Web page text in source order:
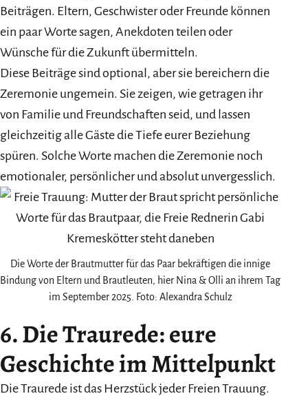
Beiträgen. Eltern, Geschwister oder Freunde können
ein paar Worte sagen, Anekdoten teilen oder
Wünsche für die Zukunft übermitteln.
Diese Beiträge sind optional, aber sie bereichern die
Zeremonie ungemein. Sie zeigen, wie getragen ihr
von Familie und Freundschaften seid, und lassen
gleichzeitig alle Gäste die Tiefe eurer Beziehung
spüren. Solche Worte machen die Zeremonie noch
emotionaler, persönlicher und absolut unvergesslich.
Die Worte der Brautmutter für das Paar bekräftigen die innige
Bindung von Eltern und Brautleuten, hier Nina & Olli an ihrem Tag
im September 2025. Foto: Alexandra Schulz
6. Die Traurede: eure
Geschichte im Mittelpunkt
Die Traurede ist das Herzstück jeder Freien Trauung.